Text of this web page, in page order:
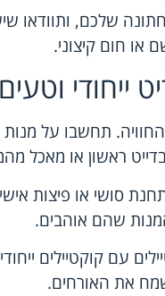
שלכם, ותוודאו
או חום קיצוני.
ייחודי
תחשבו על
ראשון או מאכל
סושי או פיצות
שהם אוהבים.
עם קוקטיילים
את האורחים.